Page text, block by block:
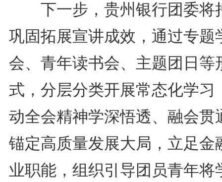
下一步，贵州银行团委将
巩固拓展宣讲成效，通过专题
会、青年读书会、主题团日等
式，分层分类开展常态化学习
动全会精神学深悟透、融会贯
锚定高质量发展大局，立足金
业职能，组织引导团员青年将